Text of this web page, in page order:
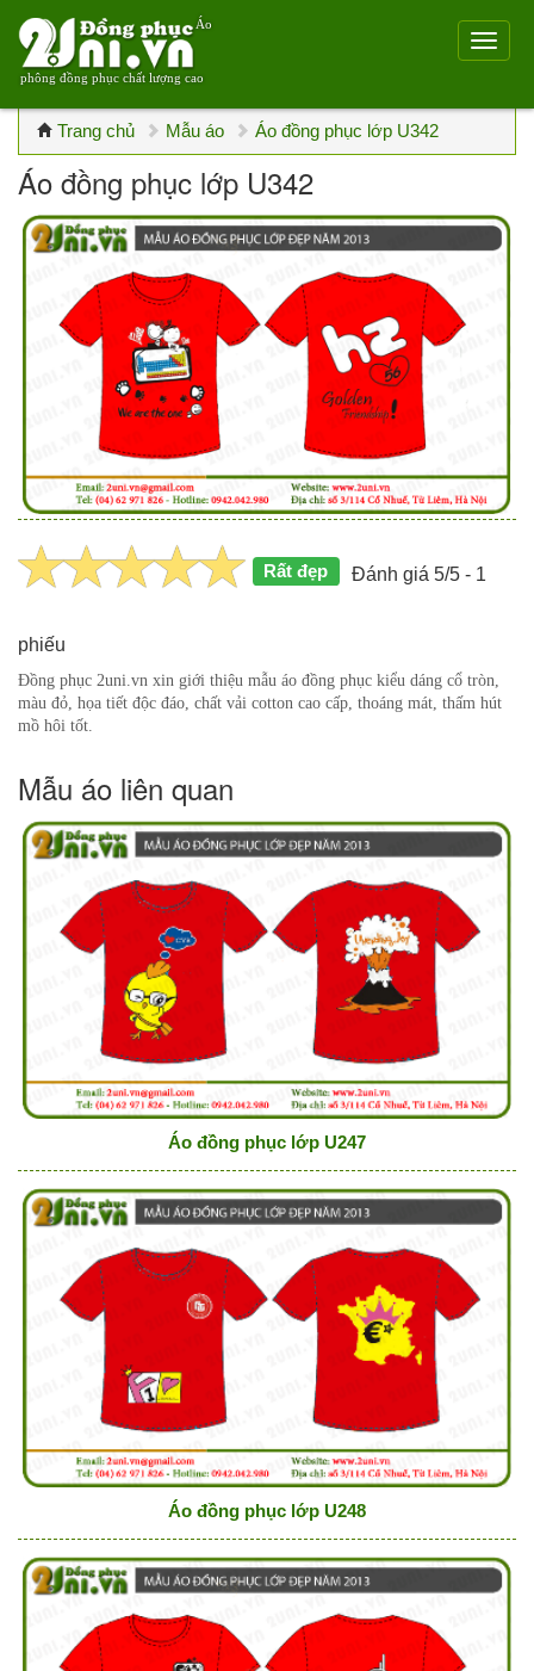
Áo
phông đồng phục chất lượng cao
Trang chủ Mẫu áo Áo đồng phục lớp U342
Áo đồng phục lớp U342
Rất đẹp Đánh giá 5/5 - 1
phiếu
Đồng phục 2uni.vn xin giới thiệu mẫu áo đồng phục kiểu dáng cổ tròn,
màu đỏ, họa tiết độc đáo, chất vải cotton cao cấp, thoáng mát, thấm hút
mồ hôi tốt.
Mẫu áo liên quan
Áo đồng phục lớp U247
Áo đồng phục lớp U248